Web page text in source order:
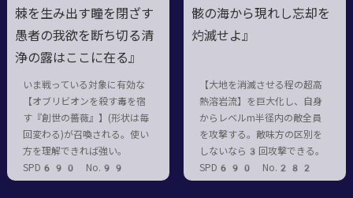
棘を生み出す瞳を閉ざす
愚者の我欲を断ち切る清
浄の露はここに在る』
いま戦っている対象に有効な
【オブリビオンを殺す毒を宿
す『創世の薔薇』】(形状は毎
回変わる)が召喚される。使い
方を理解できれば強い。
SPD690 No.99
骸の海から現れし忘却を
灼滅せよ』
【大地を消滅させる程の超高
熱溶岩流】を巨大化し、自身
からレベルm半径内の敵全員
を攻撃する。敵味方の区別を
しないなら3回攻撃できる。
SPD690 No.282